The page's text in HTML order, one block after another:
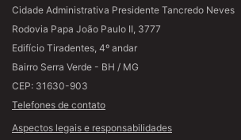
Cidade Administrativa Presidente Tancredo Neves
Rodovia Papa João Paulo II, 3777
Edifício Tiradentes, 4º andar
Bairro Serra Verde - BH / MG
CEP: 31630-903
Telefones de contato
Aspectos legais e responsabilidades